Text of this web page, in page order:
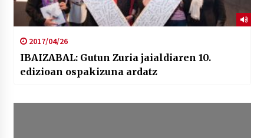
2017/04/26
IBAIZABAL: Gutun Zuria jaialdiaren 10.
edizioan ospakizuna ardatz